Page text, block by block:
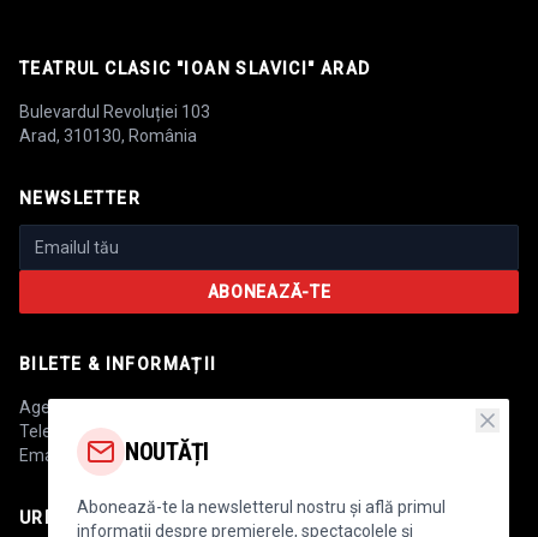
TEATRUL CLASIC "IOAN SLAVICI" ARAD
Bulevardul Revoluției 103
Arad, 310130, România
NEWSLETTER
ABONEAZĂ-TE
BILETE & INFORMAȚII
Agenția de bilete:
Telefon:+40 757 220 052
Email:
secretariat@teatrulclasic.ro
URMĂREȘTE-NE
NOUTĂȚI
Abonează-te la newsletterul nostru și află primul
informații despre premierele, spectacolele și